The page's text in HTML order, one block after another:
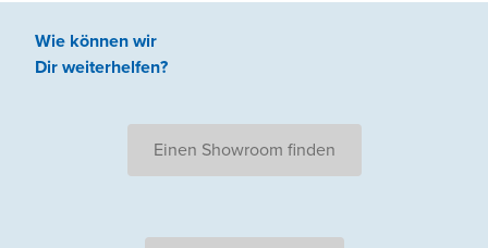
Wie können wir
Dir weiterhelfen?
Einen Showroom finden